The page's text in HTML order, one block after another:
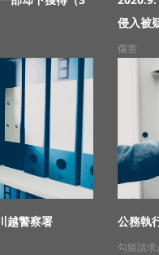
侵入被
傷害
越警察署 公務執
勾留請求